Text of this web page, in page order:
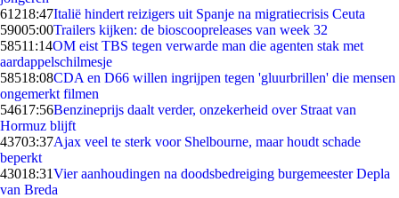
61218:47Italië hindert reizigers uit Spanje na migratiecrisis Ceuta
59005:00Trailers kijken: de bioscoopreleases van week 32
58511:14OM eist TBS tegen verwarde man die agenten stak met
aardappelschilmesje
58518:08CDA en D66 willen ingrijpen tegen 'gluurbrillen' die mensen
ongemerkt filmen
54617:56Benzineprijs daalt verder, onzekerheid over Straat van
Hormuz blijft
43703:37Ajax veel te sterk voor Shelbourne, maar houdt schade
beperkt
43018:31Vier aanhoudingen na doodsbedreiging burgemeester Depla
van Breda